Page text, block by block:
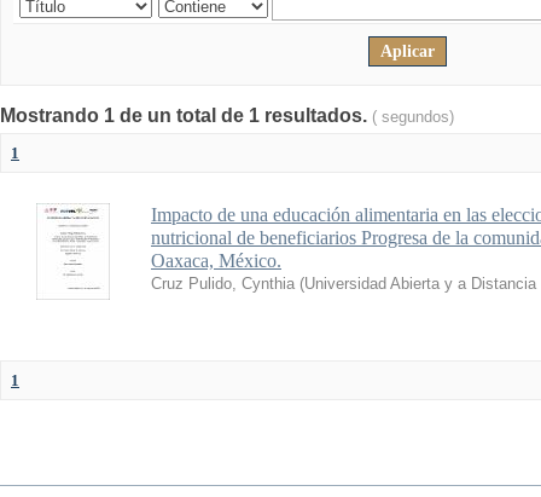
Mostrando 1 de un total de 1 resultados. ( segundos)
1
Impacto de una educación alimentaria en las
nutricional de beneficiarios Progresa de la
Oaxaca, México.
Cruz Pulido, Cynthia (Universidad Abierta y a
1